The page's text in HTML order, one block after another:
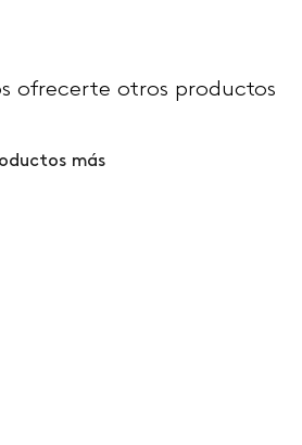
ofrecerte otros productos
más